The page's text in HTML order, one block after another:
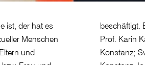
ist, der hat es
Menschen
und
beschäftigt.
Prof. Karin
Konstanz;